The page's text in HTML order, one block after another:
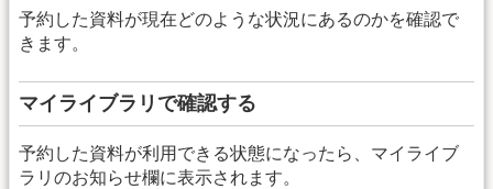
予約した資料が現在どのような状況にあるのかを確認で
きます。
マイライブラリで確認する
予約した資料が利用できる状態になったら、マイライブ
ラリのお知らせ欄に表示されます。